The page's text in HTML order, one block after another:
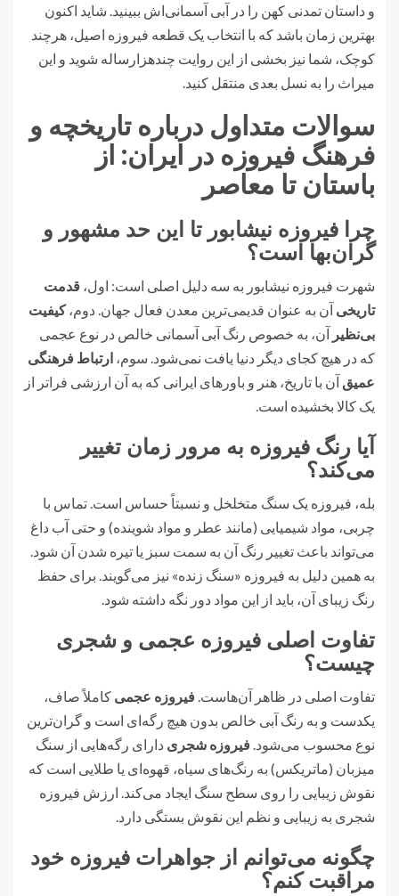
و داستان تمدنی کهن را در آبی آسمانی‌اش ببینید. شاید اکنون
بهترین زمان باشد که با انتخاب یک قطعه فیروزه اصیل، هرچند
کوچک، شما نیز بخشی از این روایت چندهزارساله شوید و این
میراث را به نسل بعدی منتقل کنید.
سوالات متداول درباره تاریخچه و
فرهنگ فیروزه در ایران: از
باستان تا معاصر
چرا فیروزه نیشابور تا این حد مشهور و
گران‌بها است؟
شهرت فیروزه نیشابور به سه دلیل اصلی است: اول، قدمت
تاریخی آن به عنوان قدیمی‌ترین معدن فعال جهان. دوم،کیفیت
بی‌نظیر آن، به خصوص رنگ آبی آسمانی خالص در نوع عجمی
که در هیچ کجای دیگر دنیا یافت نمی‌شود. سوم، ارتباط فرهنگی
عمیق آن با تاریخ، هنر و باورهای ایرانی که به آن ارزشی فراتر از
یک کالا بخشیده است.
آیا رنگ فیروزه به مرور زمان تغییر
می‌کند؟
بله، فیروزه یک سنگ متخلخل و نسبتاً حساس است. تماس با
چربی، مواد شیمیایی (مانند عطر و مواد شوینده) و حتی آب داغ
می‌تواند باعث تغییر رنگ آن به سمت سبز یا تیره شدن آن شود.
به همین دلیل به فیروزه «سنگ زنده» نیز می‌گویند. برای حفظ
رنگ زیبای آن، باید از این مواد دور نگه داشته شود.
تفاوت اصلی فیروزه عجمی و شجری
چیست؟
تفاوت اصلی در ظاهر آن‌هاست. فیروزه عجمی کاملاً صاف،
یکدست و به رنگ آبی خالص بدون هیچ رگه‌ای است و گران‌ترین
نوع محسوب می‌شود. فیروزه شجری دارای رگه‌هایی از سنگ
میزبان (ماتریکس) به رنگ‌های سیاه، قهوه‌ای یا طلایی است که
نقوش زیبایی را روی سطح سنگ ایجاد می‌کند. ارزش فیروزه
شجری به زیبایی و نظم این نقوش بستگی دارد.
چگونه می‌توانم از جواهرات فیروزه خود
مراقبت کنم؟